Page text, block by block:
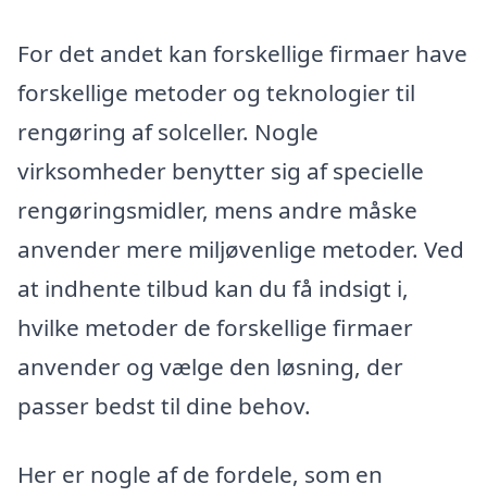
For det andet kan forskellige firmaer have
forskellige metoder og teknologier til
rengøring af solceller. Nogle
virksomheder benytter sig af specielle
rengøringsmidler, mens andre måske
anvender mere miljøvenlige metoder. Ved
at indhente tilbud kan du få indsigt i,
hvilke metoder de forskellige firmaer
anvender og vælge den løsning, der
passer bedst til dine behov.
Her er nogle af de fordele, som en